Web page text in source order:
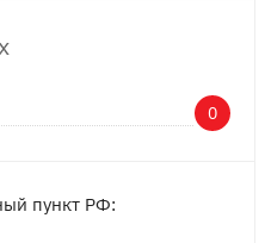
0
пункт РФ: